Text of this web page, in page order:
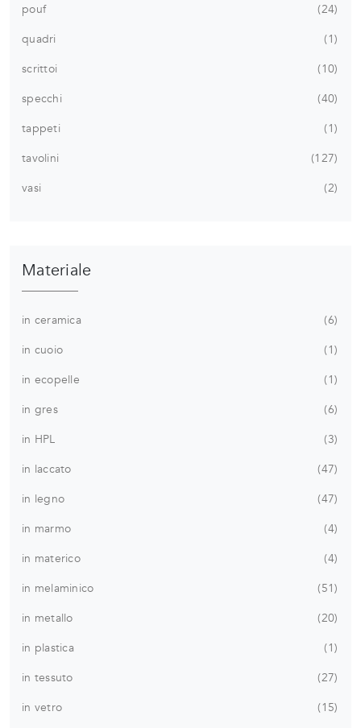
pouf
24
quadri
1
scrittoi
10
specchi
40
tappeti
1
tavolini
127
vasi
2
Materiale
in ceramica
6
in cuoio
1
in ecopelle
1
in gres
6
in HPL
3
in laccato
47
in legno
47
in marmo
4
in materico
4
in melaminico
51
in metallo
20
in plastica
1
in tessuto
27
in vetro
15